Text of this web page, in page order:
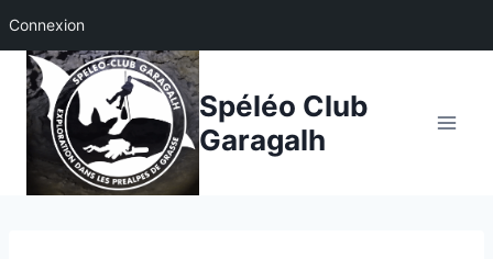
Connexion
Aller
contenu
Spéléo Club
Garagalh